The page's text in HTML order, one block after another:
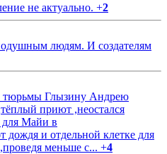
не актуально. +2
людям. И создателям
тюрьмы Глызину Андрею
приют ,неостался
Майи в
и отдельной клетке для
меньше с... +4